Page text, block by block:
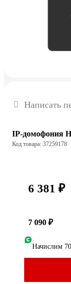
Написать
IP-домофония
Код товара: 37259178
6 381 ₽
7 090 ₽
Начислим